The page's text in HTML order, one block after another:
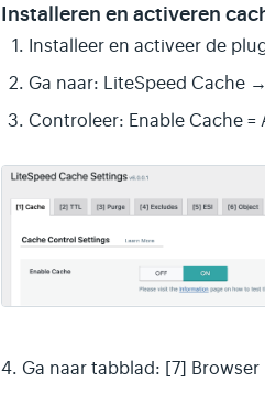
Installeren en activeren
Installeer en activeer de
Ga naar: LiteSpeed Cache
Controleer: Enable Cache =
4. Ga naar tabblad: [7]